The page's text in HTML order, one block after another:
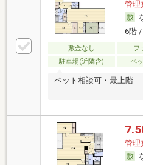
管理
6階 /
敷金なし フ
駐車場(近隣含)
ペ
ペット相談可・最上階
管理